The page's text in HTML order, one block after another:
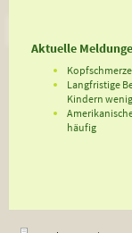
Aktuelle
Langfristige
Kindern
häufig